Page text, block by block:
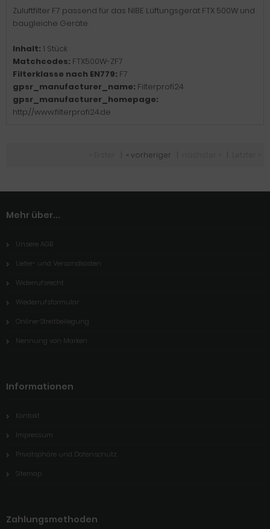
Zuluftfilter F7 passend für das NIBE Lüftungsgerät FTX 500W und
baugleiche Geräte.
Inhalt: 1 Stück
Matchcodes: FTX500W-ZF7
Filterklasse nach EN779: F7
gpsr_manufacturer_name: Filterprofi24
gpsr_manufacturer_homepage:
http://www.filterprofi24.de
« vorheriger
Mehr über...
Unsere AGB
Liefer- und Versandkosten
Widerrufsrecht
Wiederrufsformular
Online-Streitbeilegung
Nennung von Marken
Informationen
Kontakt
Impressum
Privatsphäre und Datenschutz
Sitemap
Zahlungsmethoden